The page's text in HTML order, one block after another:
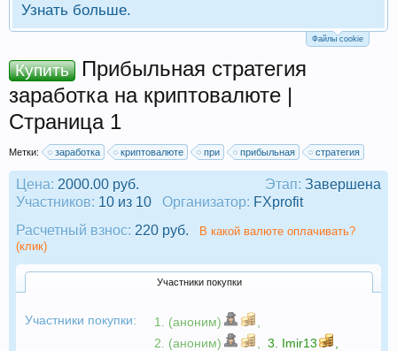
Узнать больше.
Файлы cookie
Купить
Прибыльная стратегия
заработка на криптовалюте |
Страница 1
Метки: заработка криптовалюте при прибыльная стратегия
Этап: Завершена
Цена: 2000.00 руб.
Участников: 10 из 10 Организатор: FXprofit
Расчетный взнос: 220 руб.
В какой валюте оплачивать?
(клик)
Участники покупки
Участники покупки: 1. (аноним)
2. (аноним)
3. Imir13